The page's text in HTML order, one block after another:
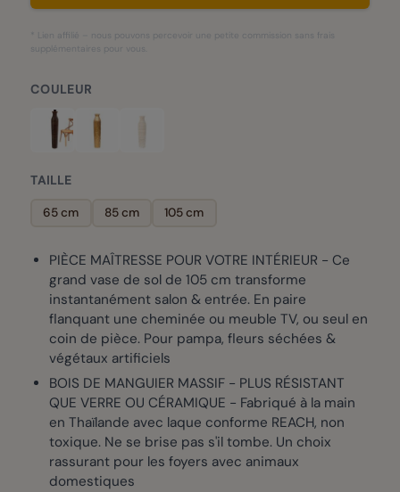
* Lien affilié – nous pouvons percevoir une petite commission sans frais
supplémentaires pour vous.
COULEUR
TAILLE
65 cm 85 cm 105 cm
PIÈCE MAÎTRESSE POUR VOTRE INTÉRIEUR - Ce
grand vase de sol de 105 cm transforme
instantanément salon & entrée. En paire
flanquant une cheminée ou meuble TV, ou seul en
coin de pièce. Pour pampa, fleurs séchées &
végétaux artificiels
BOIS DE MANGUIER MASSIF - PLUS RÉSISTANT
QUE VERRE OU CÉRAMIQUE - Fabriqué à la main
en Thaïlande avec laque conforme REACH, non
toxique. Ne se brise pas s'il tombe. Un choix
rassurant pour les foyers avec animaux
domestiques